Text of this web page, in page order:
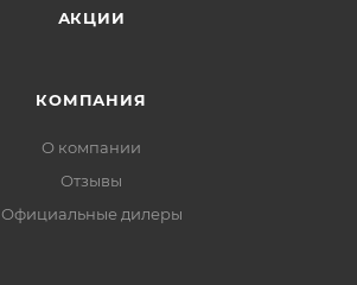
АКЦИИ
КОМПАНИЯ
О компании
Отзывы
Официальные дилеры